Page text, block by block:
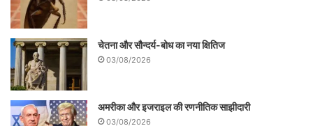
चेतना और सौन्दर्य-बोध का नया क्षितिज
03/08/2026
अमरीका और इजराइल की रणनीतिक साझीदारी
03/08/2026